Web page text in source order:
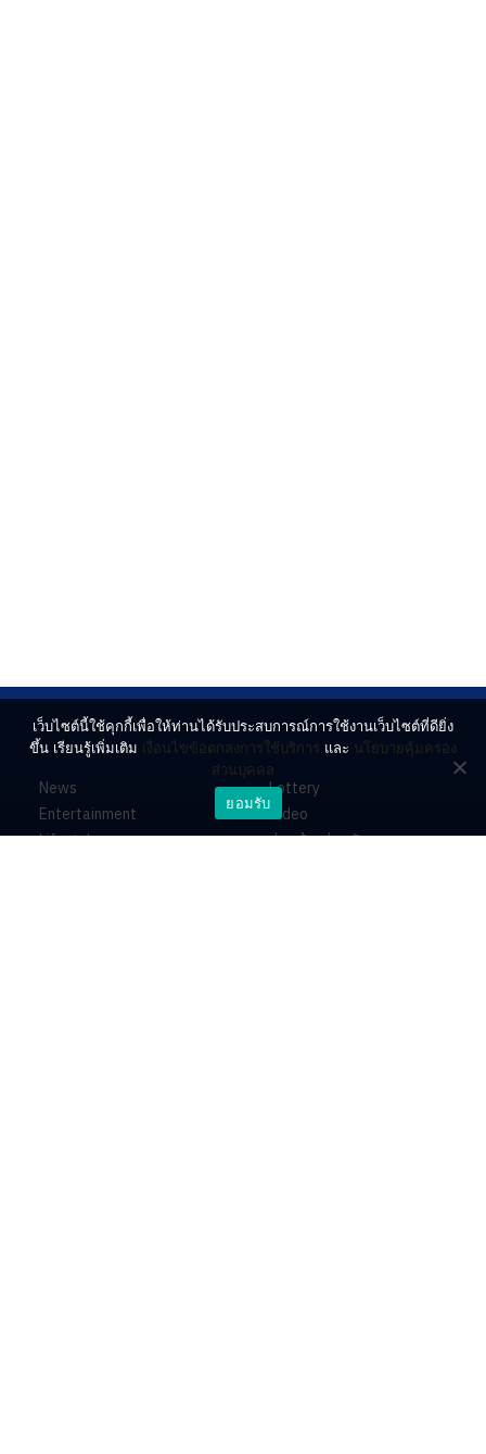
News
Entertainment
Lifestyle
Lottery
Video
ร่วมด้วยช่วยกัน
เว็บไซต์นี้ใช้คุกกี้เพื่อให้ท่านได้รับประสบการณ์การใช้งานเว็บไซต์ที่ดียิ่ง
ขึ้น เรียนรู้เพิ่มเติม เงื่อนไขข้อตกลงการใช้บริการ และ นโยบายคุ้มครอง
ส่วนบุคคล
ยอมรับ